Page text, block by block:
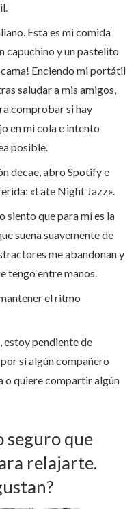
Esta es mi comida
capuchino y un pastelito
Enciendo mi portátil
saludar a mis amigos,
comprobar si hay
en mi cola e intento
posible.
decae, abro Spotify e
«Late Night Jazz».
siento que para mí es la
suena suavemente de
me abandonan y
tengo entre manos.
el ritmo
estoy pendiente de
si algún compañero
o quiere compartir algún
seguro que
relajarte.